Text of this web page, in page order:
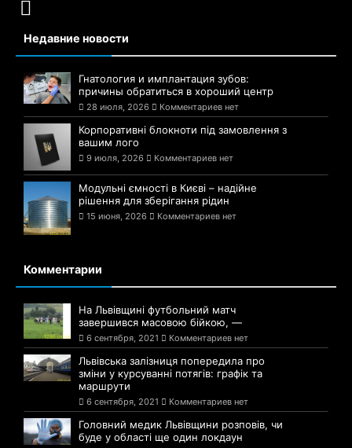
Недавние новости
Гнатология и имплантация зубов:
причины обратиться в хороший центр
28 июля, 2026 Комментариев нет
Корпоративні блокноти під замовлення з
вашим лого
9 июля, 2026 Комментариев нет
Модульні ємності в Києві – надійне
рішення для зберігання рідин
15 июня, 2026 Комментариев нет
Комментарии
На Львівщині футбольний матч
завершився масовою бійкою, —
6 сентября, 2021 Комментариев нет
Львівська залізниця попередила про
зміни у курсуванні потягів: графік та
маршрути
6 сентября, 2021 Комментариев нет
Головний медик Львівщини розповів, чи
буде у області ще один локдаун